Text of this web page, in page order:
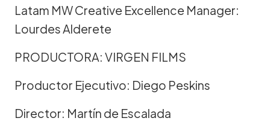
Latam MW Creative Excellence Manager:
Lourdes Alderete
PRODUCTORA: VIRGEN FILMS
Productor Ejecutivo: Diego Peskins
Director: Martín de Escalada